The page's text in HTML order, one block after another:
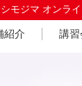
シモジマ オンラ
紹介 講習